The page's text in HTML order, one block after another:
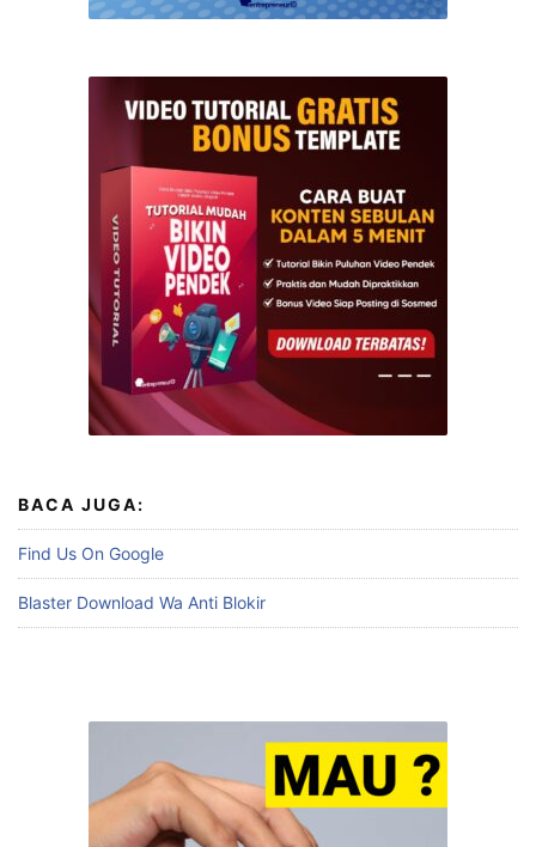
BACA JUGA:
Find Us On Google
Blaster Download Wa Anti Blokir